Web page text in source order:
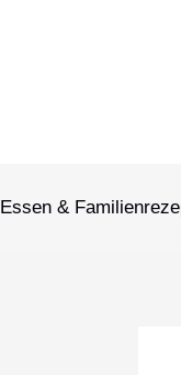
Essen &